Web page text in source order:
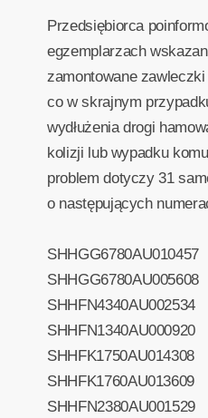
Przedsiębiorca
egzemplarzach
zamontowane
co w skrajnym
wydłużenia drogi
kolizji lub wypadku
problem dotyczy 31
o następujących
SHHGG6780AU010457
SHHGG6780AU005608
SHHFN4340AU002534
SHHFN1340AU000920
SHHFK1750AU014308
SHHFK1760AU013609
SHHFN2380AU001529